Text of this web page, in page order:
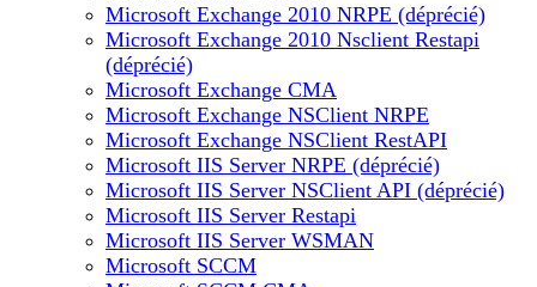
Microsoft Exchange 2010 NRPE (déprécié)
Microsoft Exchange 2010 Nsclient Restapi
(déprécié)
Microsoft Exchange CMA
Microsoft Exchange NSClient NRPE
Microsoft Exchange NSClient RestAPI
Microsoft IIS Server NRPE (déprécié)
Microsoft IIS Server NSClient API (déprécié)
Microsoft IIS Server Restapi
Microsoft IIS Server WSMAN
Microsoft SCCM